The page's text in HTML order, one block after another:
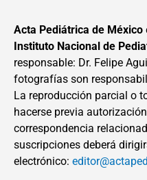
Acta Pediátrica de México
Instituto Nacional de
responsable: Dr. Felipe
fotografías son
La reproducción parcial o
hacerse previa
correspondencia
suscripciones deberá
electrónico: